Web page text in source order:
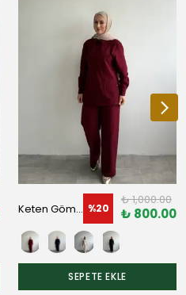
Keten Gömlek %20
₺ 1,000.00
₺ 800.00
SEPETE EKLE